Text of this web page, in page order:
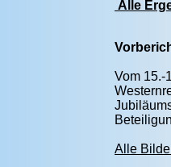
Alle
Vom 15.-
Alle